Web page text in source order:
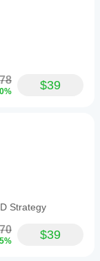
$39
Strategy
$39